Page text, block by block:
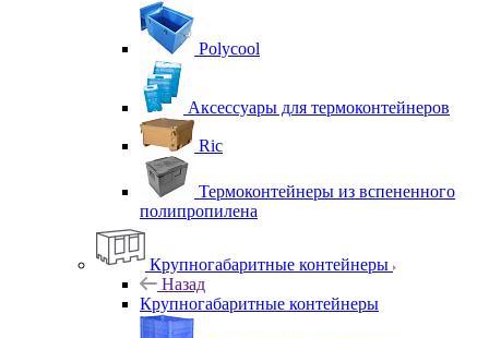
Polycool
Аксессуары для термоконтейнеров
Ric
Термоконтейнеры из вспененного
полипропилена
Крупногабаритные контейнеры
Назад
Крупногабаритные контейнеры